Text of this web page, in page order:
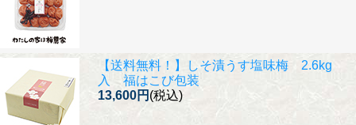
【送料無料！】
しそ漬うす塩味梅 2.6kg
入 福はこび包装
13,600円 (税込)